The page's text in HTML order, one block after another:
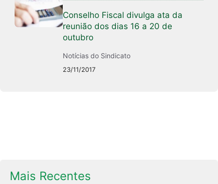
Conselho Fiscal divulga ata da
reunião dos dias 16 a 20 de
outubro
Notícias do Sindicato
23/11/2017
Mais Recentes